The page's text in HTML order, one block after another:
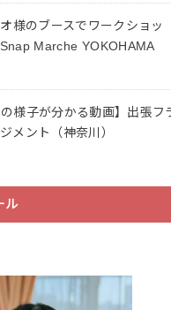
様のブースでワークショッ
Marche YOKOHAMA
の様子が分かる動画】出張フ
メント（神奈川）
ル